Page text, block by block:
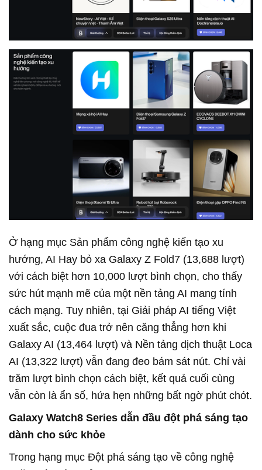
Ở hạng mục Sản phẩm công nghệ kiến tạo xu
hướng, AI Hay bỏ xa Galaxy Z Fold7 (13,688 lượt)
với cách biệt hơn 10,000 lượt bình chọn, cho thấy
sức hút mạnh mẽ của một nền tảng AI mang tính
cách mạng. Tuy nhiên, tại Giải pháp AI tiếng Việt
xuất sắc, cuộc đua trở nên căng thẳng hơn khi
Galaxy AI (13,464 lượt) và Nền tảng dịch thuật Loca
AI (13,322 lượt) vẫn đang đeo bám sát nút. Chỉ vài
trăm lượt bình chọn cách biệt, kết quả cuối cùng
vẫn còn là ẩn số, hứa hẹn những bất ngờ phút chót.
Galaxy Watch8 Series dẫn đầu đột phá sáng tạo
dành cho sức khỏe
Trong hạng mục Đột phá sáng tạo về công nghệ